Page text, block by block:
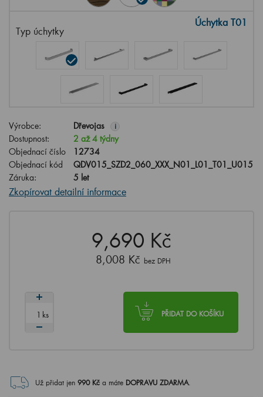
Typ úchytky
Úchytka T01
Výrobce: Dřevojas i
Dostupnost:
2 až 4 týdny
Objednací číslo
12734
Objednací kód
QDV015_SZD2_060_XXX_N01_L01_T01_U015
Záruka:
5 let
Zkopírovat detailní informace
9,690 Kč
8,008 Kč bez DPH
PŘIDAT DO KOŠÍKU
ks
Už přidat jen 990Kč a máte DOPRAVU ZDARMA.